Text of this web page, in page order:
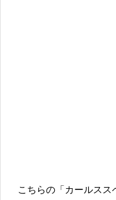
こちらの「カールス